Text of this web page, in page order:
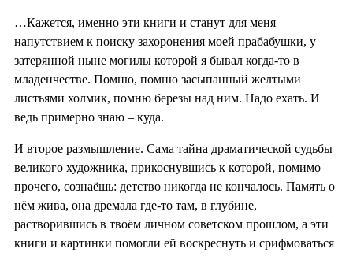
…Кажется, именно эти книги и станут для меня
напутствием к поиску захоронения моей прабабушки, у
затерянной ныне могилы которой я бывал когда-то в
младенчестве. Помню, помню засыпанный желтыми
листьями холмик, помню березы над ним. Надо ехать. И
ведь примерно знаю – куда.
И второе размышление. Сама тайна драматической судьбы
великого художника, прикоснувшись к которой, помимо
прочего, сознаёшь: детство никогда не кончалось. Память о
нём жива, она дремала где-то там, в глубине,
растворившись в твоём личном советском прошлом, а эти
книги и картинки помогли ей воскреснуть и срифмоваться